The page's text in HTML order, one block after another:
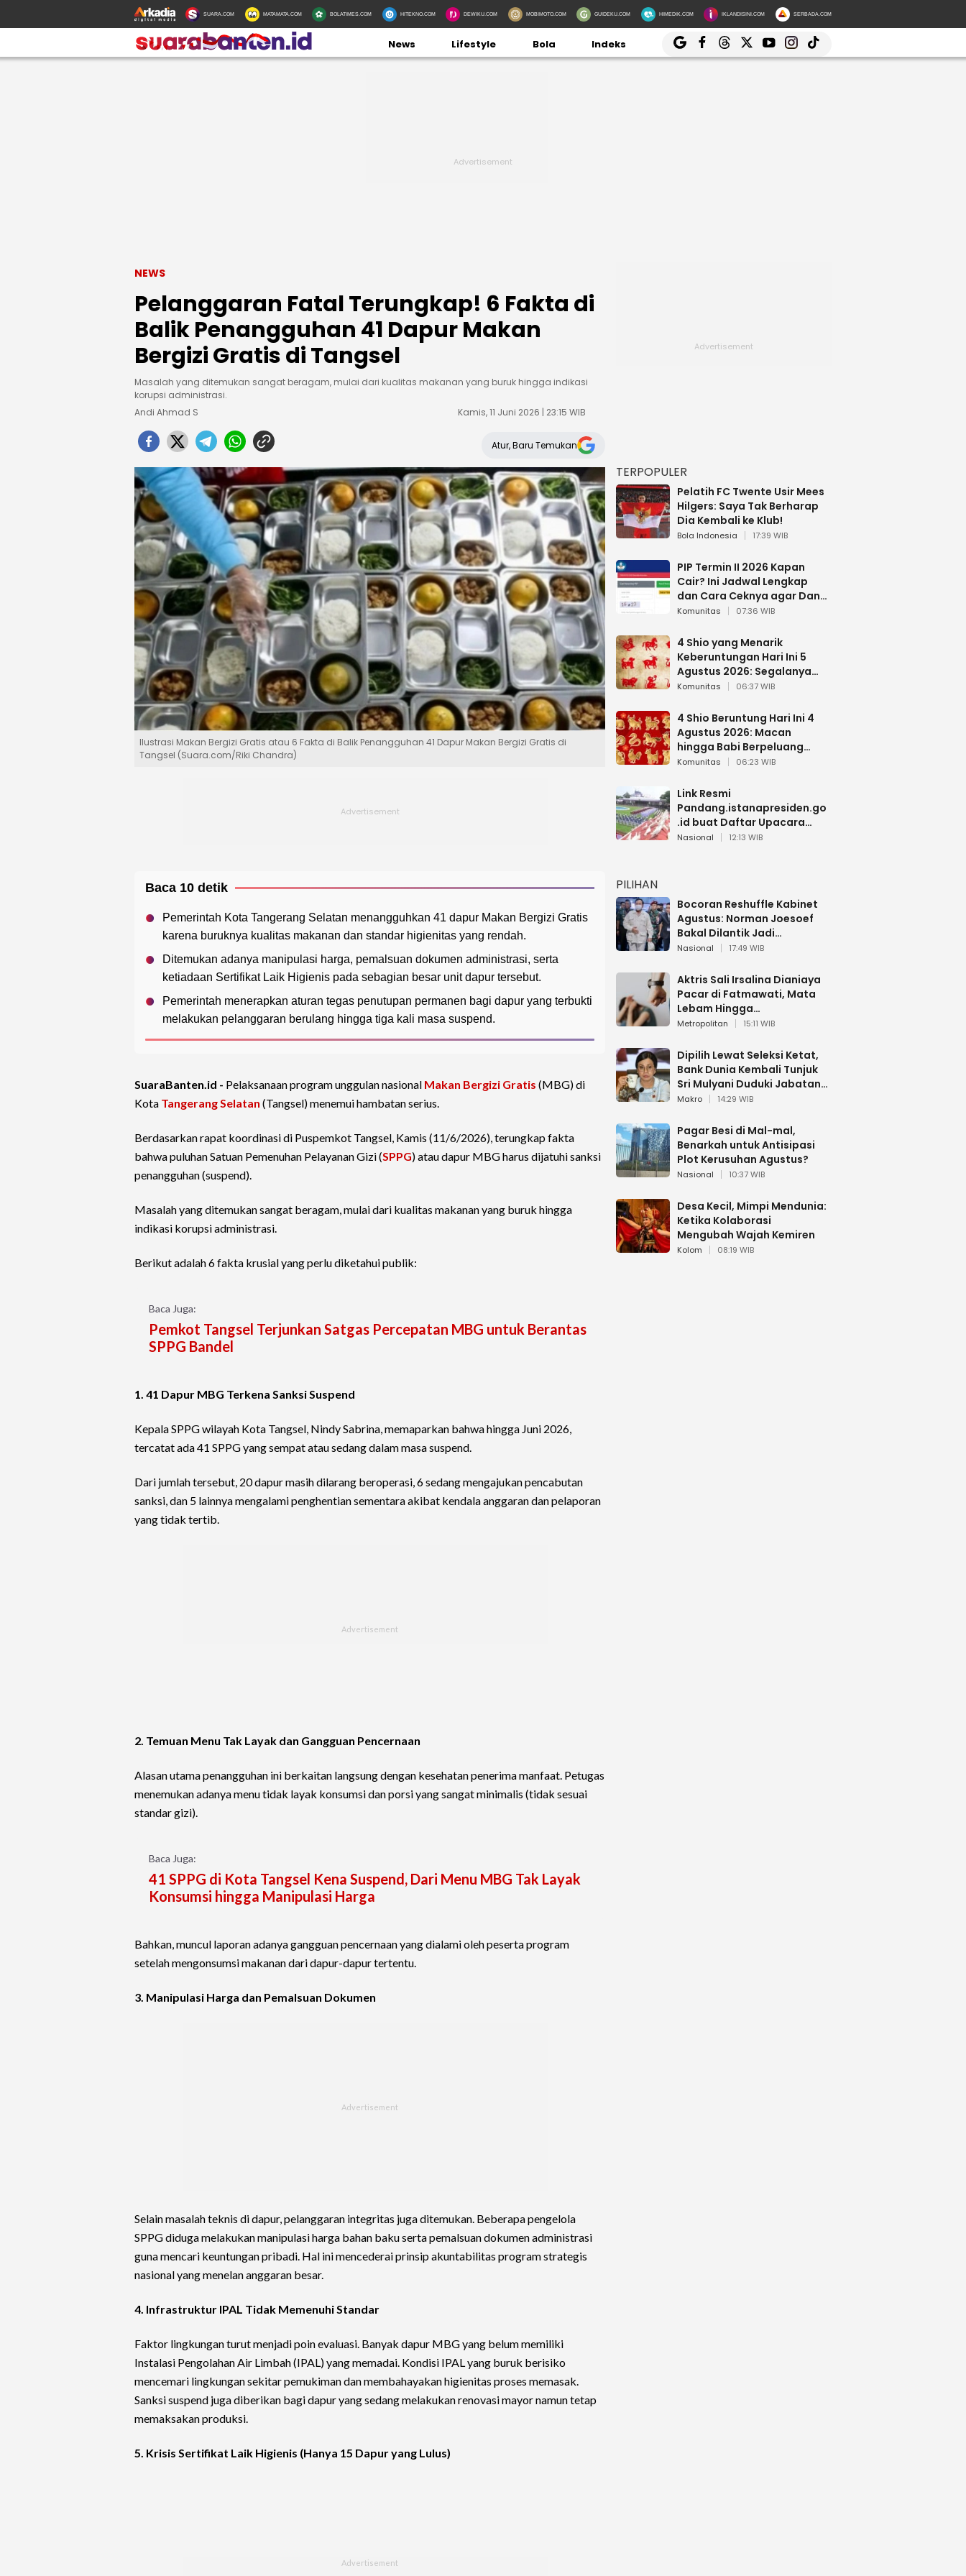
SUARA.COM MATAMATA.COM BOLATIMES.COM HITEKNO.COM DEWIKU.COM MOBIMOTO.COM GUIDEKU.COM HIMEDIK.COM IKLANDISINI.COM SERBADA.COM
News Lifestyle Bola Indeks
NEWS
Pelanggaran Fatal Terungkap! 6 Fakta di
Balik Penangguhan 41 Dapur Makan
Bergizi Gratis di Tangsel
Masalah yang ditemukan sangat beragam, mulai dari kualitas makanan yang buruk hingga indikasi
korupsi administrasi.
Andi Ahmad S
Kamis, 11 Juni 2026 | 23:15 WIB
Atur, Baru Temukan
Ilustrasi Makan Bergizi Gratis atau 6 Fakta di Balik Penangguhan 41 Dapur Makan Bergizi Gratis di
Tangsel (Suara.com/Riki Chandra)
Baca 10 detik
Pemerintah Kota Tangerang Selatan menangguhkan 41 dapur Makan Bergizi Gratis
karena buruknya kualitas makanan dan standar higienitas yang rendah.
Ditemukan adanya manipulasi harga, pemalsuan dokumen administrasi, serta
ketiadaan Sertifikat Laik Higienis pada sebagian besar unit dapur tersebut.
Pemerintah menerapkan aturan tegas penutupan permanen bagi dapur yang terbukti
melakukan pelanggaran berulang hingga tiga kali masa suspend.
SuaraBanten.id - Pelaksanaan program unggulan nasional Makan Bergizi Gratis (MBG) di
Kota Tangerang Selatan (Tangsel) menemui hambatan serius.
Berdasarkan rapat koordinasi di Puspemkot Tangsel, Kamis (11/6/2026), terungkap fakta
bahwa puluhan Satuan Pemenuhan Pelayanan Gizi (SPPG) atau dapur MBG harus dijatuhi sanksi
penangguhan (suspend).
Masalah yang ditemukan sangat beragam, mulai dari kualitas makanan yang buruk hingga
indikasi korupsi administrasi.
Berikut adalah 6 fakta krusial yang perlu diketahui publik:
Baca Juga:
Pemkot Tangsel Terjunkan Satgas Percepatan MBG untuk Berantas
SPPG Bandel
1. 41 Dapur MBG Terkena Sanksi Suspend
Kepala SPPG wilayah Kota Tangsel, Nindy Sabrina, memaparkan bahwa hingga Juni 2026,
tercatat ada 41 SPPG yang sempat atau sedang dalam masa suspend.
Dari jumlah tersebut, 20 dapur masih dilarang beroperasi, 6 sedang mengajukan pencabutan
sanksi, dan 5 lainnya mengalami penghentian sementara akibat kendala anggaran dan pelaporan
yang tidak tertib.
2. Temuan Menu Tak Layak dan Gangguan Pencernaan
Alasan utama penangguhan ini berkaitan langsung dengan kesehatan penerima manfaat. Petugas
menemukan adanya menu tidak layak konsumsi dan porsi yang sangat minimalis (tidak sesuai
standar gizi).
Baca Juga:
41 SPPG di Kota Tangsel Kena Suspend, Dari Menu MBG Tak Layak
Konsumsi hingga Manipulasi Harga
Bahkan, muncul laporan adanya gangguan pencernaan yang dialami oleh peserta program
setelah mengonsumsi makanan dari dapur-dapur tertentu.
3. Manipulasi Harga dan Pemalsuan Dokumen
Selain masalah teknis di dapur, pelanggaran integritas juga ditemukan. Beberapa pengelola
SPPG diduga melakukan manipulasi harga bahan baku serta pemalsuan dokumen administrasi
guna mencari keuntungan pribadi. Hal ini mencederai prinsip akuntabilitas program strategis
nasional yang menelan anggaran besar.
4. Infrastruktur IPAL Tidak Memenuhi Standar
Faktor lingkungan turut menjadi poin evaluasi. Banyak dapur MBG yang belum memiliki
Instalasi Pengolahan Air Limbah (IPAL) yang memadai. Kondisi IPAL yang buruk berisiko
mencemari lingkungan sekitar pemukiman dan membahayakan higienitas proses memasak.
Sanksi suspend juga diberikan bagi dapur yang sedang melakukan renovasi mayor namun tetap
memaksakan produksi.
5. Krisis Sertifikat Laik Higienis (Hanya 15 Dapur yang Lulus)
TERPOPULER
Pelatih FC Twente Usir Mees
Hilgers: Saya Tak Berharap
Dia Kembali ke Klub!
Bola Indonesia 17:39 WIB
PIP Termin II 2026 Kapan
Cair? Ini Jadwal Lengkap
dan Cara Ceknya agar Dana
Tidak Hangus!
Komunitas 07:36 WIB
4 Shio yang Menarik
Keberuntungan Hari Ini 5
Agustus 2026: Segalanya
Berjalan Lancar
Komunitas 06:37 WIB
4 Shio Beruntung Hari Ini 4
Agustus 2026: Macan
hingga Babi Berpeluang
Dapat Kabar Baik
Komunitas 06:23 WIB
Link Resmi
Pandang.istanapresiden.go
.id buat Daftar Upacara
Bendera HUT RI di Istana
Nasional 12:13 WIB
PILIHAN
Bocoran Reshuffle Kabinet
Agustus: Norman Joesoef
Bakal Dilantik Jadi
Wamenhan RI
Nasional 17:49 WIB
Aktris Sali Irsalina Dianiaya
Pacar di Fatmawati, Mata
Lebam Hingga
Diselamatkan Polantas
Metropolitan 15:11 WIB
Dipilih Lewat Seleksi Ketat,
Bank Dunia Kembali Tunjuk
Sri Mulyani Duduki Jabatan
Strategis
Makro 14:29 WIB
Pagar Besi di Mal-mal,
Benarkah untuk Antisipasi
Plot Kerusuhan Agustus?
Nasional 10:37 WIB
Desa Kecil, Mimpi Mendunia:
Ketika Kolaborasi
Mengubah Wajah Kemiren
Kolom 08:19 WIB